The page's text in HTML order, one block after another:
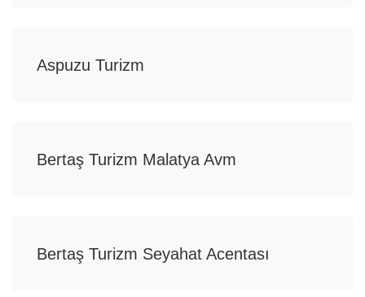
Aspuzu Turizm
Bertaş Turizm Malatya Avm
Bertaş Turizm Seyahat Acentası